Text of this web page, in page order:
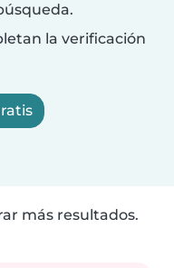
la verificación
más resultados.